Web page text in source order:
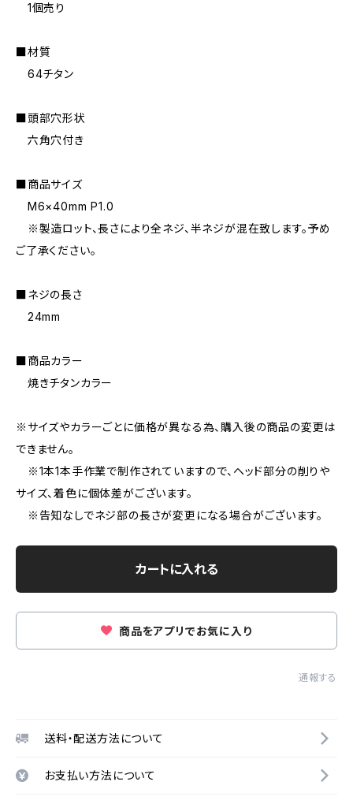
1個売り
■材質
64チタン
■頭部穴形状
六角穴付き
■商品サイズ
M6×40mm P1.0
※製造ロット、長さにより全ネジ、半ネジが混在致します。予め
ご了承ください。
■ネジの長さ
24mm
■商品カラー
焼きチタンカラー
※サイズやカラーごとに価格が異なる為、購入後の商品の変更は
できません。
※1本1本手作業で制作されていますので、ヘッド部分の削りや
サイズ、着色に個体差がございます。
※告知なしでネジ部の長さが変更になる場合がございます。
カートに入れる
商品をアプリでお気に入り
通報する
送料・配送方法について
お支払い方法について